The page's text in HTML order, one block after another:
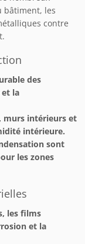
bâtiment, les
contre
des
et la
murs intérieurs et
intérieure.
sont
les zones
les films
et la